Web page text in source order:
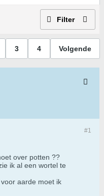
Filter
3 4 Volgende
#1
over potten ??
ik al een wortel te
aarde moet ik